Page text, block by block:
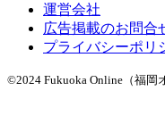
運営会社
広告掲載のお問合
プライバシーポリ
©2024 Fukuoka Online（福岡